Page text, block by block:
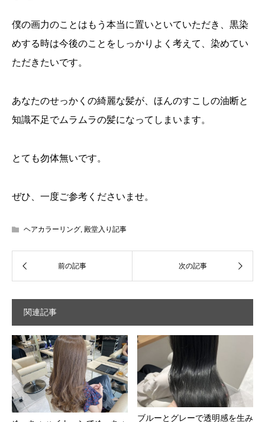
僕の画力のことはもう本当に置いといていただき、黒染
めする時は今後のことをしっかりよく考えて、染めてい
ただきたいです。
あなたのせっかくの綺麗な髪が、ほんのすこしの油断と
知識不足でムラムラの髪になってしまいます。
とても勿体無いです。
ぜひ、一度ご参考くださいませ。
ヘアカラーリング, 殿堂入り記事
関連記事
ブルーとグレーで透明感を生み